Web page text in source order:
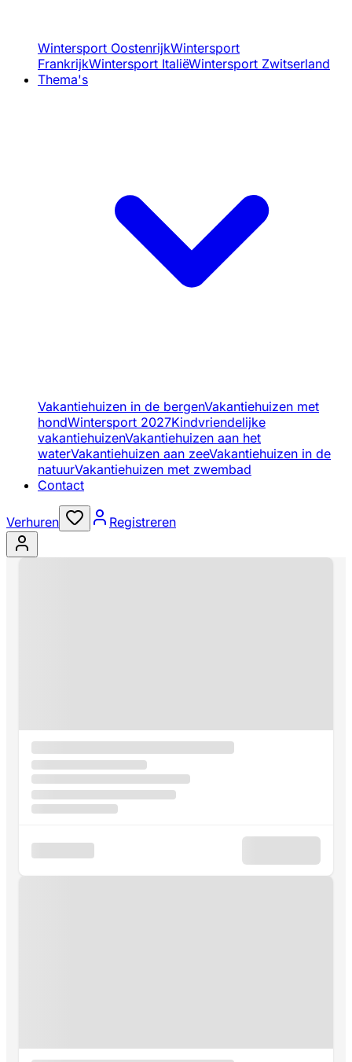
Wintersport OostenrijkWintersport
FrankrijkWintersport ItaliëWintersport Zwitserland
Thema's
Vakantiehuizen in de bergenVakantiehuizen met
hondWintersport 2027Kindvriendelijke
vakantiehuizenVakantiehuizen aan het
waterVakantiehuizen aan zeeVakantiehuizen in de
natuurVakantiehuizen met zwembad
Contact
Verhuren Registreren